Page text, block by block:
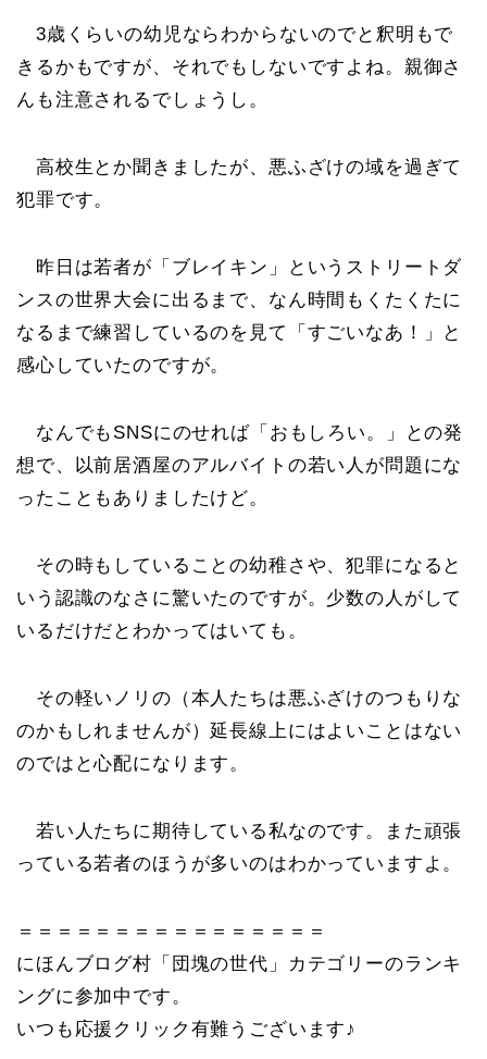
3歳くらいの幼児ならわからないのでと釈明もで
きるかもですが、それでもしないですよね。親御さ
んも注意されるでしょうし。
高校生とか聞きましたが、悪ふざけの域を過ぎて
犯罪です。
昨日は若者が「ブレイキン」というストリートダ
ンスの世界大会に出るまで、なん時間もくたくたに
なるまで練習しているのを見て「すごいなあ！」と
感心していたのですが。
なんでもSNSにのせれば「おもしろい。」との発
想で、以前居酒屋のアルバイトの若い人が問題にな
ったこともありましたけど。
その時もしていることの幼稚さや、犯罪になると
いう認識のなさに驚いたのですが。少数の人がして
いるだけだとわかってはいても。
その軽いノリの（本人たちは悪ふざけのつもりな
のかもしれませんが）延長線上にはよいことはない
のではと心配になります。
若い人たちに期待している私なのです。また頑張
っている若者のほうが多いのはわかっていますよ。
＝＝＝＝＝＝＝＝＝＝＝＝＝＝＝＝
にほんブログ村「団塊の世代」カテゴリーのランキ
ングに参加中です。
いつも応援クリック有難うございます♪